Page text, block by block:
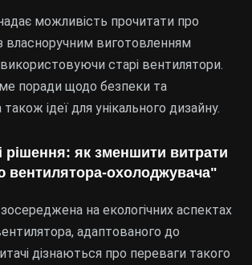
можливість прочитати про
власноручним виготовленням
старі вентилятори.
поради щодо безпеки та
ідеї для унікального дизайну.
рішення: як зменшити витрати
вентилятора-охолоджувача"
на екологічних аспектах
адаптованого до
дізнаються про переваги такого